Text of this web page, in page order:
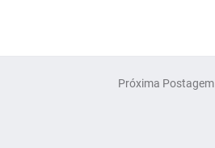
Próxima Postagem